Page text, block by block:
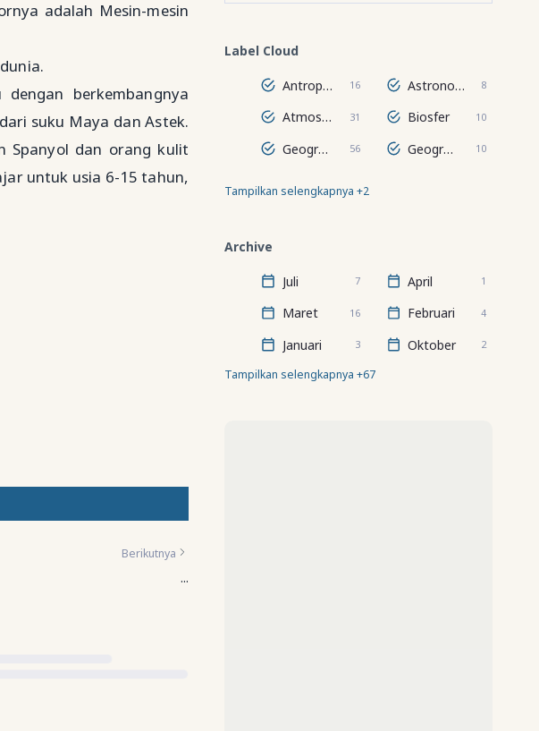
adalah Mesin-mesin
berkembangnya
suku Maya dan Astek.
Spanyol dan orang kulit
untuk usia 6-15 tahun,
Berikutnya
...
Label Cloud
Antroposfer 16 Astronomi 8
Atmosfer 31 Biosfer 10
Geografi Regional Dunia 56 Geografi Wilayah 10
Hidrosfer 24
Tampilkan selengkapnya +2
Archive
Juli 7 April 1
Maret 16 Februari 4
Januari 3 Oktober 2
Tampilkan selengkapnya +67